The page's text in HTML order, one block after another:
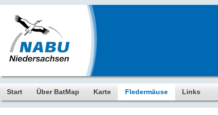
Start Über BatMap Karte Fledermäuse Links